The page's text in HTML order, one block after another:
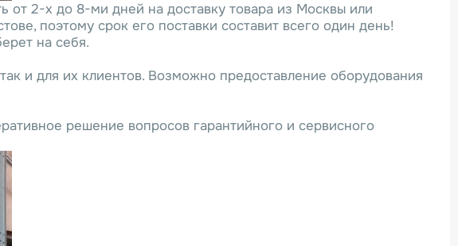
от 2-х до 8-ми дней на доставку товара из Москвы или
поэтому срок его поставки составит всего один день!
на себя.
и для их клиентов. Возможно предоставление оборудования
решение вопросов гарантийного и сервисного